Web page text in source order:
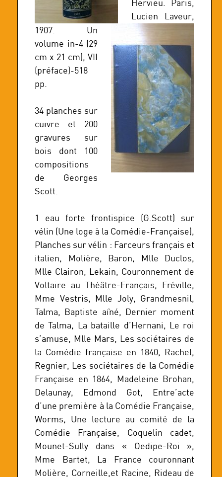
Hervieu. Paris,
Lucien Laveur,
1907. Un
volume in-4 (29
cm x 21 cm), VII
(préface)-518
pp.
34 planches sur
cuivre et 200
gravures sur
bois dont 100
compositions
de Georges
Scott.
1 eau forte frontispice (G.Scott) sur
vélin (Une loge à la Comédie-Française),
Planches sur vélin : Farceurs français et
italien, Molière, Baron, Mlle Duclos,
Mlle Clairon, Lekain, Couronnement de
Voltaire au Théâtre-Français, Fréville,
Mme Vestris, Mlle Joly, Grandmesnil,
Talma, Baptiste aîné, Dernier moment
de Talma, La bataille d’Hernani, Le roi
s’amuse, Mlle Mars, Les sociétaires de
la Comédie française en 1840, Rachel,
Regnier, Les sociétaires de la Comédie
Française en 1864, Madeleine Brohan,
Delaunay, Edmond Got, Entre’acte
d’une première à la Comédie Française,
Worms, Une lecture au comité de la
Comédie Française, Coquelin cadet,
Mounet-Sully dans « Oedipe-Roi »,
Mme Bartet, La France couronnant
Molière, Corneille,et Racine, Rideau de